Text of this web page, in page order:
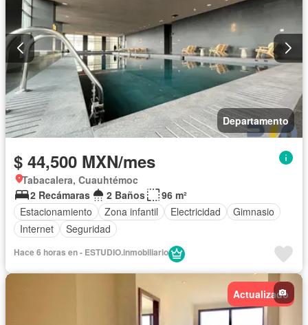
Departamento
$ 44,500 MXN/mes
Tabacalera, Cuauhtémoc
2 Recámaras
2 Baños
96 m²
Estacionamiento
Zona infantil Electricidad
Gimnasio
Internet
Seguridad
Hace 6 horas en - ESTUDIO.inmobiliario
Actualizado